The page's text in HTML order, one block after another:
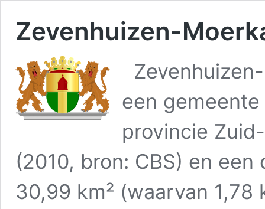
Zevenhuizen-
een
provincie
(2010, bron: CBS) en
30,99 km² (waarvan 1,78